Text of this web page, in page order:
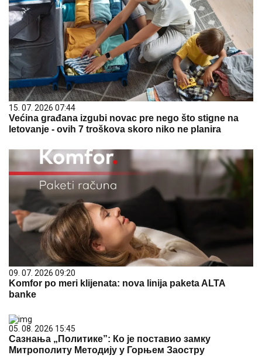
15. 07. 2026 07:44
Većina građana izgubi novac pre nego što stigne na
letovanje - ovih 7 troškova skoro niko ne planira
09. 07. 2026 09:20
Komfor po meri klijenata: nova linija paketa ALTA
banke
05. 08. 2026 15:45
Сазнања „Политике”: Ко је поставио замку
Митрополиту Методију у Горњем Заостру